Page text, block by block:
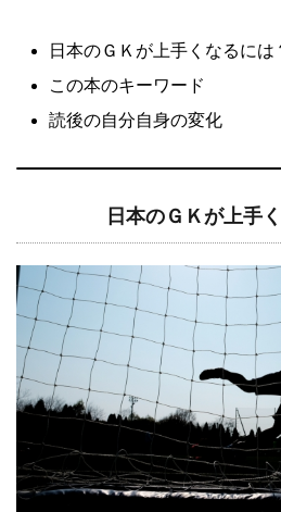
日本のＧＫが上手くなるには
この本のキーワード
読後の自分自身の変化
日本のＧＫが上手